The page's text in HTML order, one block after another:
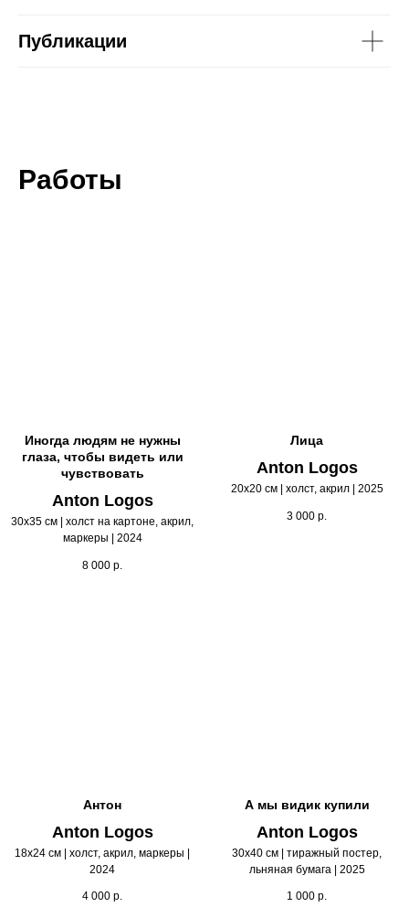
Публикации
Работы
Иногда людям не нужны
глаза, чтобы видеть или
чувствовать
Anton Logos
30х35 см | холст на картоне, акрил,
маркеры | 2024
8 000 р.
Лица
Anton Logos
20х20 см | холст, акрил | 2025
3 000 р.
Антон
Anton Logos
18х24 см | холст, акрил, маркеры |
2024
4 000 р.
А мы видик купили
Anton Logos
30х40 см | тиражный постер,
льняная бумага | 2025
1 000 р.